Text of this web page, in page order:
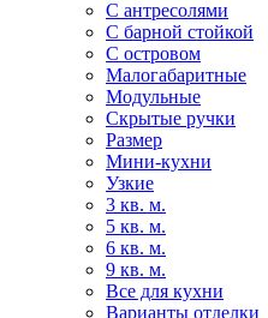
С антресолями
С барной стойкой
С островом
Малогабаритные
Модульные
Скрытые ручки
Размер
Мини-кухни
Узкие
3 кв. м.
5 кв. м.
6 кв. м.
9 кв. м.
Все для кухни
Варианты отделки